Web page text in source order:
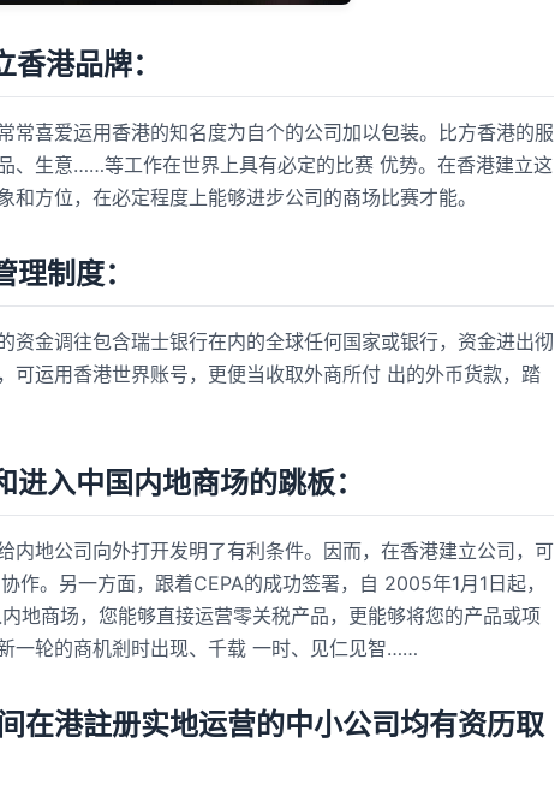
港品牌：
喜爱运用香港的知名度为自个的公司加以包装。比方香港的服
、生意……等工作在世界上具有必定的比赛 优势。在香港建立这
方位，在必定程度上能够进步公司的商场比赛才能。
制度：
金调往包含瑞士银行在内的全球任何国家或银行，资金进出彻
可运用香港世界账号，更便当收取外商所付 出的外币货款，踏
中国内地商场的跳板：
地公司向外打开发明了有利条件。因而，在香港建立公司，可
作。另一方面，跟着CEPA的成功签署，自 2005年1月1日起，
地商场，您能够直接运营零关税产品，更能够将您的产品或项
一轮的商机剎时出现、千载 一时、见仁见智……
港註册实地运营的中小公司均有资历取